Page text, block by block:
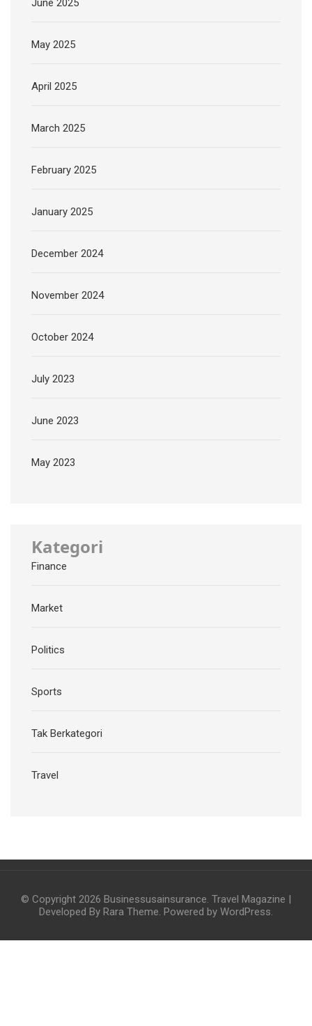
May 2025
April 2025
March 2025
February 2025
January 2025
December 2024
November 2024
October 2024
July 2023
June 2023
May 2023
Kategori
Finance
Market
Politics
Sports
Tak Berkategori
Travel
© Copyright 2026 Businessusainsurance. Travel Magazine |
Developed By Rara Theme. Powered by WordPress.